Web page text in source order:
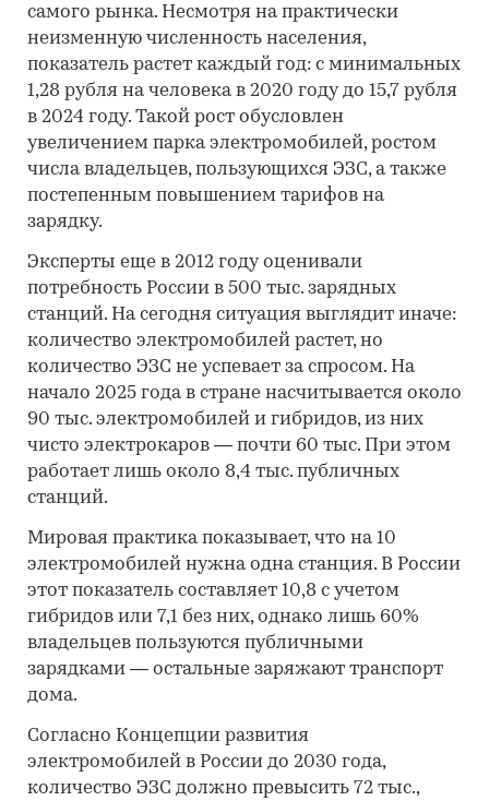
самого рынка. Несмотря на практически
неизменную численность населения,
показатель растет каждый год: с минимальных
1,28 рубля на человека в 2020 году до 15,7 рубля
в 2024 году. Такой рост обусловлен
увеличением парка электромобилей, ростом
числа владельцев, пользующихся ЭЗС, а также
постепенным повышением тарифов на
зарядку.
Эксперты еще в 2012 году оценивали
потребность России в 500 тыс. зарядных
станций. На сегодня ситуация выглядит иначе:
количество электромобилей растет, но
количество ЭЗС не успевает за спросом. На
начало 2025 года в стране насчитывается около
90 тыс. электромобилей и гибридов, из них
чисто электрокаров — почти 60 тыс. При этом
работает лишь около 8,4 тыс. публичных
станций.
Мировая практика показывает, что на 10
электромобилей нужна одна станция. В России
этот показатель составляет 10,8 с учетом
гибридов или 7,1 без них, однако лишь 60%
владельцев пользуются публичными
зарядками — остальные заряжают транспорт
дома.
Согласно Концепции развития
электромобилей в России до 2030 года,
количество ЭЗС должно превысить 72 тыс.,